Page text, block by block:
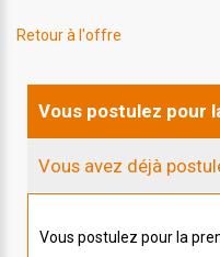
Retour à l'offre
Vous postulez pour
Vous avez déjà
Vous postulez pour la